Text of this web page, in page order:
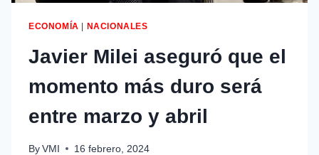
ECONOMÍA NACIONALES
Javier Milei aseguró que el
momento más duro será
entre marzo y abril
By VMI 16 febrero, 2024